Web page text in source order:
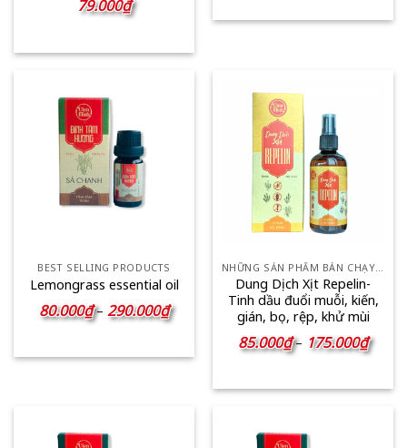
79.000₫
đến
BEST SELLING PRODUCTS
Lemongrass essential oil
80.000₫ – 290.000₫Khoảng
giá:
đến
Dung Dịch Xịt Repelin-
Tinh dầu đuổi muỗi, kiến,
gián, bọ, rệp, khử mùi
85.000₫ – 175.000₫
giá:
đến